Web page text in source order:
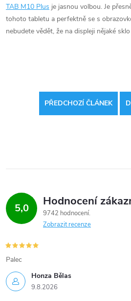
TAB M10 Plus je jasnou volbou. Je
tohoto tabletu a perfektně se s
nebudete vědět, že na displeji nějaké
PŘEDCHOZÍ ČLÁNEK
5,0 Hodnocení
9742 hodnocení
Zobrazit recenze
Honza Bělas
9.8.2026
Palec